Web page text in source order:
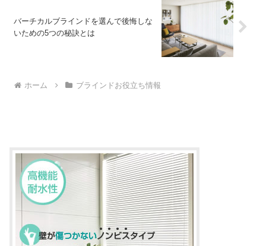
バーチカルブラインドを選んで後悔しな
いための5つの秘訣とは
ホーム ブラインドお役立ち情報